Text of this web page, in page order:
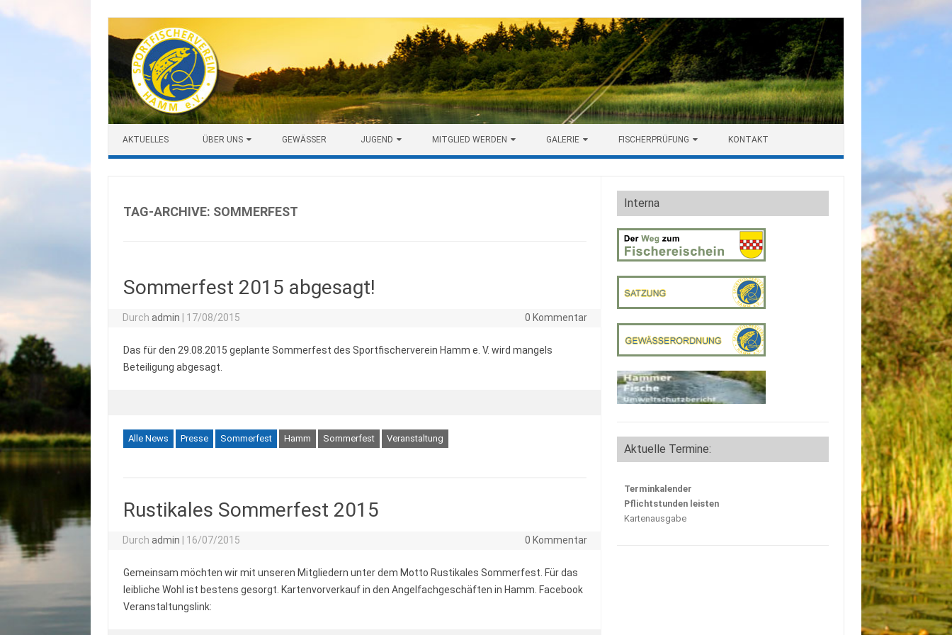
AKTUELLES ÜBER UNS GEWÄSSER JUGEND MITGLIED WERDEN GALERIE FISCHERPRÜFUNG KONTAKT
TAG-ARCHIVE: SOMMERFEST
Sommerfest 2015 abgesagt!
Durchadmin 17/08/2015 0 Kommentar
Das für den 29.08.2015 geplante Sommerfest des Sportfischerverein Hamm e. V. wird mangels
Beteiligung abgesagt.
Alle News Presse Sommerfest Hamm Sommerfest Veranstaltung
Rustikales Sommerfest 2015
Durchadmin 16/07/2015 0 Kommentar
Gemeinsam möchten wir mit unseren Mitgliedern unter dem Motto Rustikales Sommerfest. Für das
leibliche Wohl ist bestens gesorgt. Kartenvorverkauf in den Angelfachgeschäften in Hamm. Facebook
Veranstaltungslink:
Interna
Aktuelle Termine:
Terminkalender
Pflichtstunden leisten
Kartenausgabe